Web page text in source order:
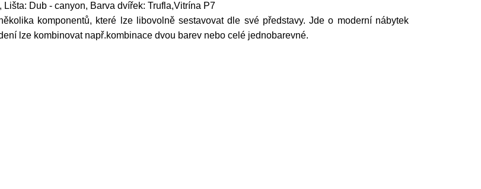
Dub - canyon, Barva dvířek: Trufla,Vitrína P7
komponentů, které lze libovolně sestavovat dle své představy. Jde o moderní nábytek
lze kombinovat např.kombinace dvou barev nebo celé jednobarevné.